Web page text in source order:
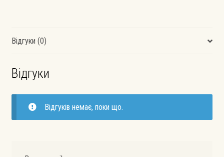
Відгуки (0)
Відгуки
Відгуків немає, поки що.